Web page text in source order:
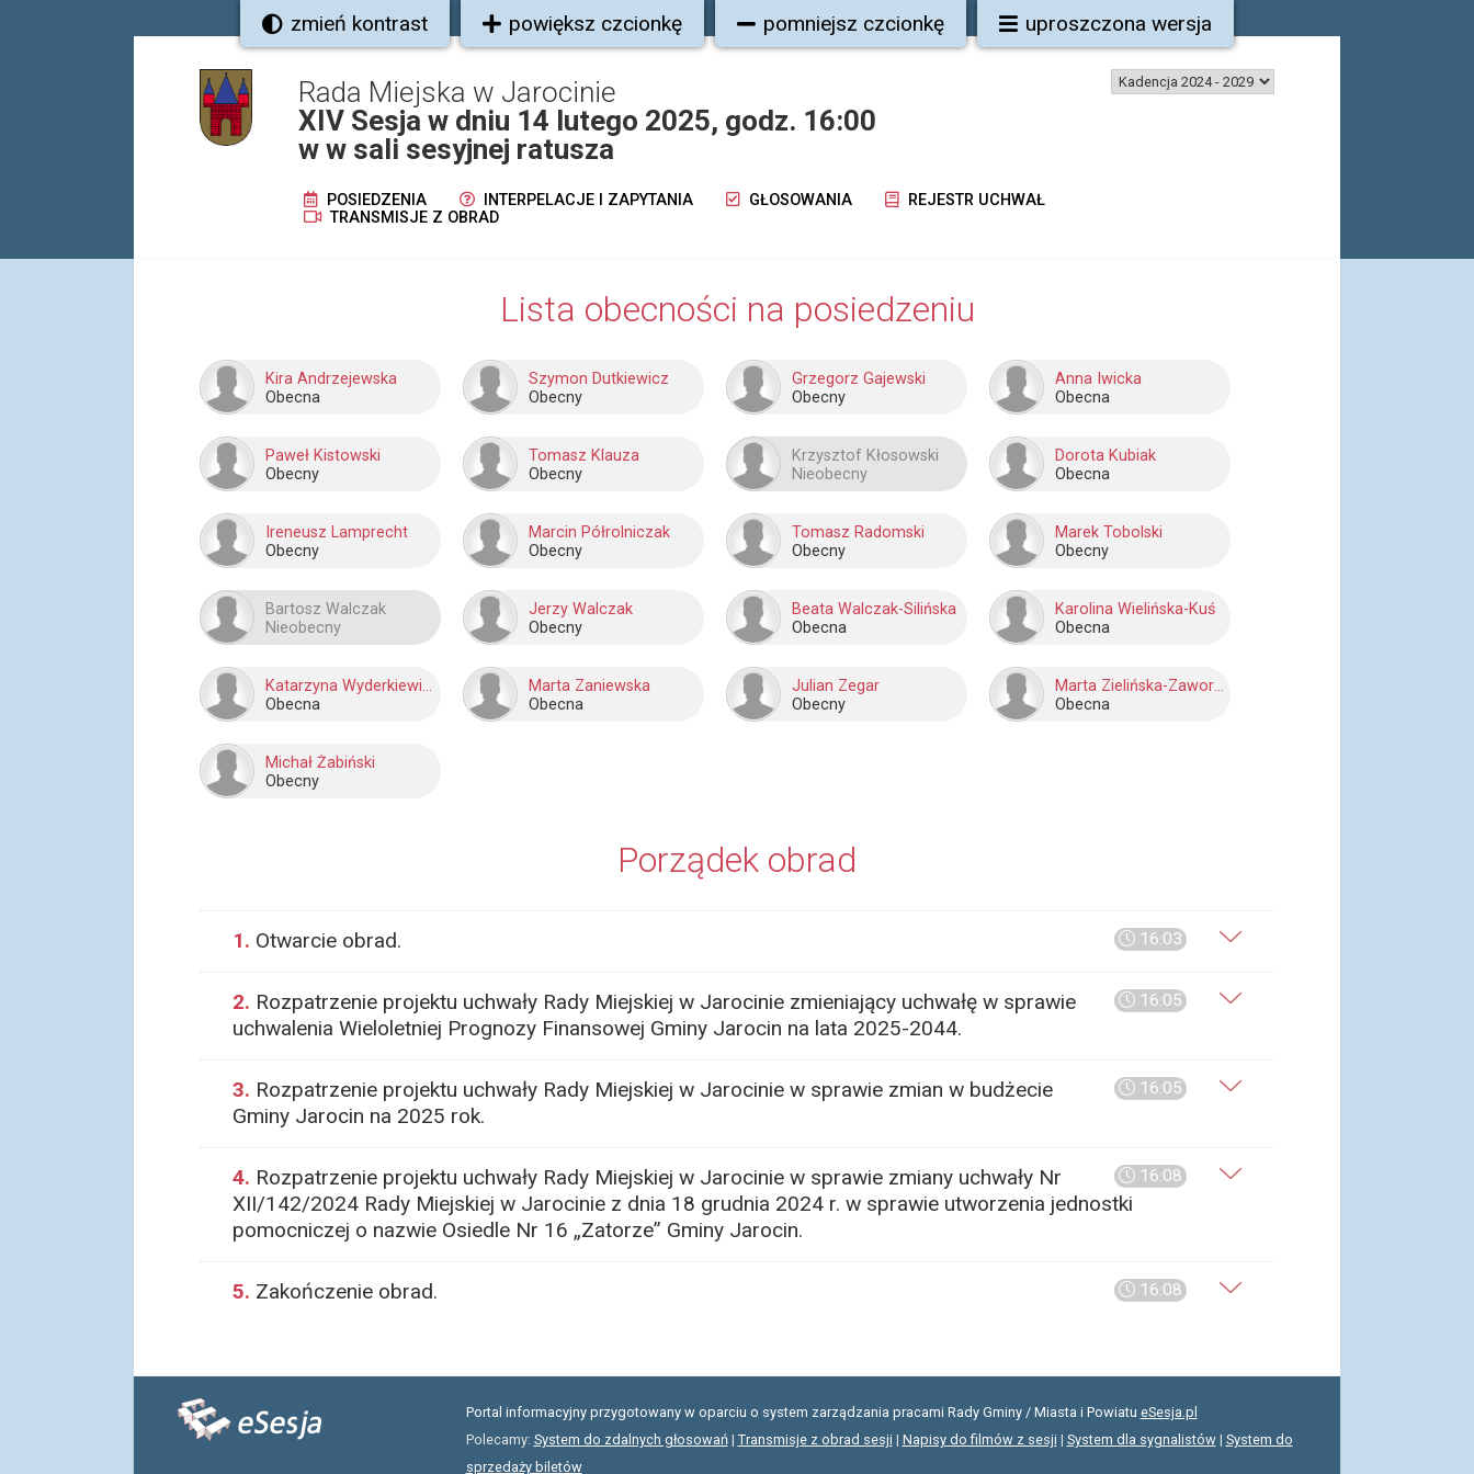
zmień kontrast powiększ czcionkę pomniejsz czcionkę uproszczona wersja
Rada Miejska w Jarocinie
XIV Sesja w dniu 14 lutego 2025, godz. 16:00
w w sali sesyjnej ratusza
POSIEDZENIA INTERPELACJE I ZAPYTANIA GŁOSOWANIA
REJESTR UCHWAŁ
TRANSMISJE Z OBRAD
Lista obecności na posiedzeniu
Kira Andrzejewska
Obecna
Szymon Dutkiewicz
Obecny
Grzegorz Gajewski
Obecny
Anna Iwicka
Obecna
Paweł Kistowski
Obecny
Tomasz Klauza
Obecny
Krzysztof Kłosowski
Nieobecny
Dorota Kubiak
Obecna
Ireneusz Lamprecht
Obecny
Marcin Półrolniczak
Obecny
Tomasz Radomski
Obecny
Marek Tobolski
Obecny
Bartosz Walczak
Nieobecny
Jerzy Walczak
Obecny
Beata Walczak-Silińska
Obecna
Karolina Wielińska-Kuś
Obecna
Katarzyna Wyderkiewicz
Obecna
Marta Zaniewska
Obecna
Julian Zegar
Obecny
Marta Zielińska-Zaworska
Obecna
Michał Żabiński
Obecny
Porządek obrad
16:03
1. Otwarcie obrad.
16:05
2. Rozpatrzenie projektu uchwały Rady Miejskiej w Jarocinie zmieniający uchwałę w sprawie
uchwalenia Wieloletniej Prognozy Finansowej Gminy Jarocin na lata 2025-2044.
16:05
3. Rozpatrzenie projektu uchwały Rady Miejskiej w Jarocinie w sprawie zmian w budżecie
Gminy Jarocin na 2025 rok.
16:08
4. Rozpatrzenie projektu uchwały Rady Miejskiej w Jarocinie w sprawie zmiany uchwały Nr
XII/142/2024 Rady Miejskiej w Jarocinie z dnia 18 grudnia 2024 r. w sprawie utworzenia jednostki
pomocniczej o nazwie Osiedle Nr 16 „Zatorze” Gminy Jarocin.
16:08
5. Zakończenie obrad.
Portal informacyjny przygotowany w oparciu o system zarządzania pracami Rady Gminy / Miasta i Powiatu eSesja.pl
Polecamy: System do zdalnych głosowań| Transmisje z obrad sesji | Napisy do filmów z sesji | System dla sygnalistów| System do
sprzedaży biletów